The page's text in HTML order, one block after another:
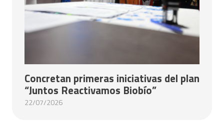
Concretan primeras iniciativas del plan
“Juntos Reactivamos Biobío”
22/07/2026